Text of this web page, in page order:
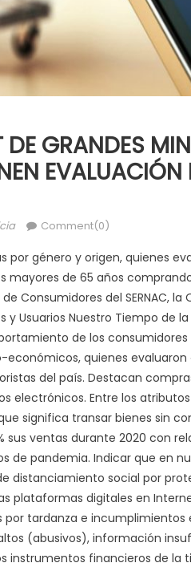
DE GRANDES
Comment(0)
por género y origen, quienes
mayores de 65 años
Consumidores del SERNAC,
y Usuarios Nuestro Tiempo de
de los
económicos, quienes
del país. Destacan
electrónicos. Entre los
significa transar bienes sin
ventas durante 2020 con
pandemia. Indicar que en
distanciamiento social por
plataformas digitales en
por tardanza e
(abusivos), información
instrumentos financieros de la